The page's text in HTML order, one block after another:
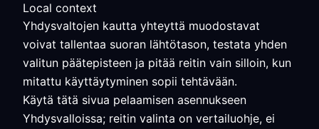
Local context
Yhdysvaltojen kautta yhteyttä muodostavat
voivat tallentaa suoran lähtötason, testata yhden
valitun päätepisteen ja pitää reitin vain silloin, kun
mitattu käyttäytyminen sopii tehtävään.
Käytä tätä sivua pelaamisen asennukseen
Yhdysvalloissa; reitin valinta on vertailuohje, ei